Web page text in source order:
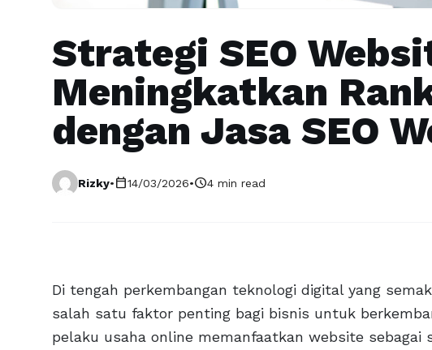
Strategi SEO
Meningkatkan
dengan Jasa SEO
Rizky•calendar_today14/03/2026•schedule4 min read
Di tengah perkembangan teknologi digital yang
salah satu faktor penting bagi bisnis untuk
pelaku usaha online memanfaatkan website sebagai